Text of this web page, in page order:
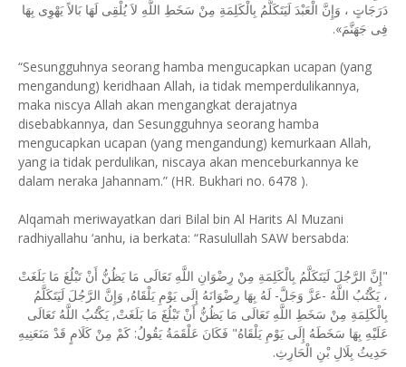
دَرَجَاتٍ ، وَإِنَّ الْعَبْدَ لَيَتَكَلَّمُ بِالْكَلِمَةِ مِنْ سَخَطِ اللَّهِ لاَ يُلْقِى لَهَا بَالاً يَهْوِى بِهَا
فِى جَهَنَّمَ».
“Sesungguhnya seorang hamba mengucapkan ucapan (yang
mengandung) keridhaan Allah, ia tidak memperdulikannya,
maka niscya Allah akan mengangkat derajatnya
disebabkannya, dan Sesungguhnya seorang hamba
mengucapkan ucapan (yang mengandung) kemurkaan Allah,
yang ia tidak perdulikan, niscaya akan menceburkannya ke
dalam neraka Jahannam.” (HR. Bukhari no. 6478 ).
Alqamah meriwayatkan dari Bilal bin Al Harits Al Muzani
radhiyallahu ‘anhu, ia berkata: “Rasulullah SAW bersabda:
"إِنَّ الرَّجُلَ لَيَتَكَلَّمُ بِالْكَلِمَةِ مِنْ رِضْوَانِ اللَّهِ تَعَالَى مَا يَظُنُّ أَنْ تَبْلُغَ مَا بَلَغَتْ
، يَكْتُبُ اللَّهُ -عَزَّ وَجَلَّ- لَهُ بِهَا رِضْوَانَهُ إِلَى يَوْمِ يَلْقَاهُ, وَإِنَّ الرَّجُلَ لَيَتَكَلَّمُ
بِالْكَلِمَةِ مِنْ سَخَطِ اللَّهِ تَعَالَى مَا يَظُنُّ أَنْ تَبْلُغَ مَا بَلَغَتْ, يَكْتُبُ اللَّهُ تَعَالَى
عَلَيْهِ بِهَا سَخَطَهُ إِلَى يَوْمِ يَلْقَاهُ" فَكَانَ عَلْقَمَةُ يَقُولُ: كَمْ مِنْ كَلَامٍ قَدْ مَنَعَنِيهِ
حَدِيثُ بِلَالِ بْنِ الْحَارِثِ.